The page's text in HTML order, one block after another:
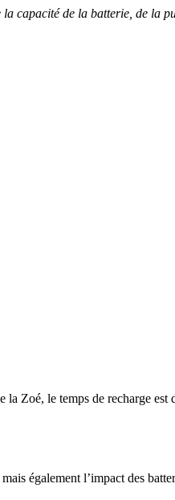
capacité de la batterie, de la
Zoé, le temps de recharge est
également l’impact des